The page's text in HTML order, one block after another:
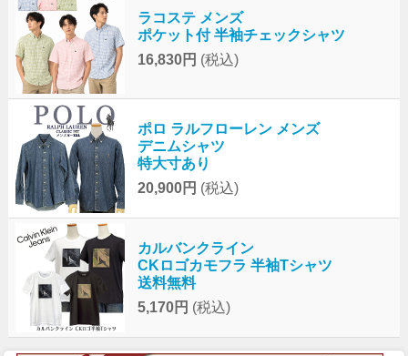
ラコステ メンズ
ポケット付 半袖チェックシャツ
16,830円 (税込)
ポロ ラルフローレン メンズ
デニムシャツ
特大寸あり
20,900円 (税込)
カルバンクライン
CKロゴカモフラ 半袖Tシャツ
送料無料
5,170円 (税込)